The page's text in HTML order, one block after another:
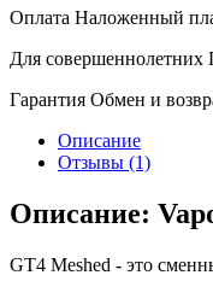
Оплата Наложенный
Для совершеннолетних
Гарантия Обмен и
Описание
Отзывы (1)
Описание:
GT4 Meshed - это